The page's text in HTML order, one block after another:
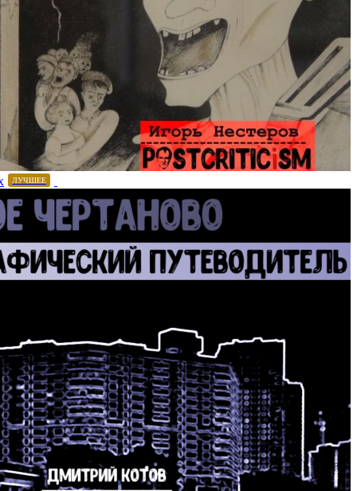
ЛУЧШЕЕ